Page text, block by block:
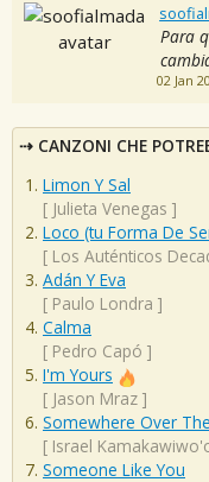
Para
02 Jan
CANZONI CHE
Limon Y Sal
[ Julieta Venegas ]
Loco (tu Forma De
[ Los Auténticos
Adán Y Eva
[ Paulo Londra ]
Calma
[ Pedro Capó ]
I'm Yours
[ Jason Mraz ]
Somewhere Over
[ Israel
Someone Like You